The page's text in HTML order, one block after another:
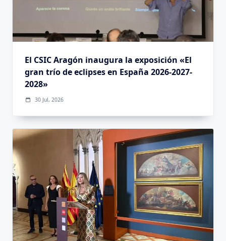
El CSIC Aragón inaugura la exposición «El
gran trío de eclipses en España 2026-2027-
2028»
30 Jul, 2026